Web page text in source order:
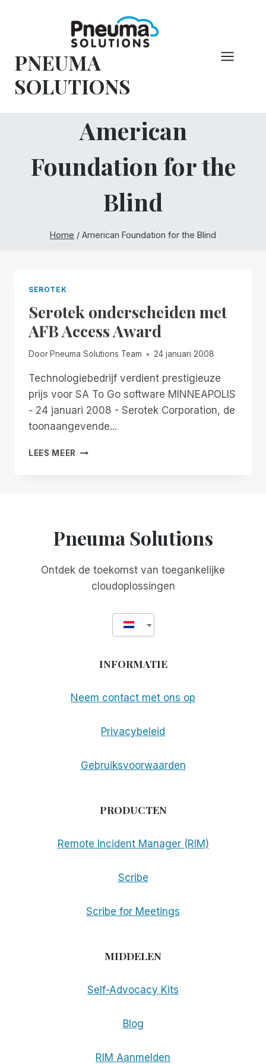
PNEUMA
SOLUTIONS
American
Foundation for the
Blind
Home / American Foundation for the Blind
SEROTEK
Serotek onderscheiden met
AFB Access Award
Door Pneuma Solutions Team 24 januari 2008
Technologiebedrijf verdient prestigieuze
prijs voor SA To Go software MINNEAPOLIS
- 24 januari 2008 - Serotek Corporation, de
toonaangevende...
LEES MEER SEROTEK
Pneuma Solutions
Ontdek de toekomst van toegankelijke
cloudoplossingen
INFORMATIE
Neem contact met ons op
Privacybeleid
Gebruiksvoorwaarden
PRODUCTEN
Remote Incident Manager (RIM)
Scribe
Scribe for Meetings
MIDDELEN
Self-Advocacy Kits
Blog
RIM Aanmelden